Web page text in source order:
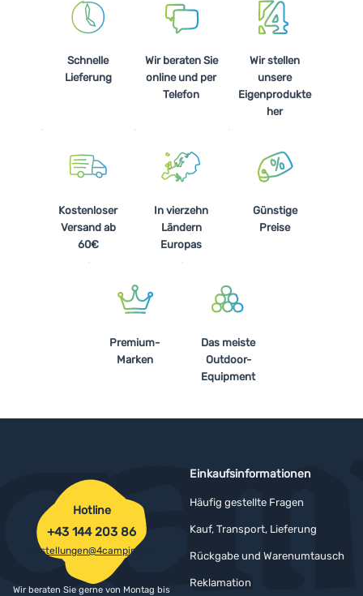
Schnelle
Lieferung
Wir beraten Sie
online und per
Telefon
Wir stellen
unsere
Eigenprodukte
her
Kostenloser
Versand ab
60€
In vierzehn
Ländern
Europas
Günstige
Preise
Premium-
Marken
Das meiste
Outdoor-
Equipment
Einkaufsinformationen
Häufig gestellte Fragen
Kauf, Transport, Lieferung
Rückgabe und Warenumtausch
Reklamation
Hotline
+43 144 203 86
bestellungen@4camping.at
Wir beraten Sie gerne von Montag bis